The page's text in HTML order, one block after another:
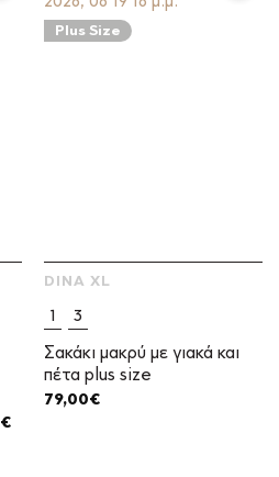
€
Plus Size
1
3
Σακάκι μακρύ με γιακά και
πέτα plus size
DINA XL
79,00€